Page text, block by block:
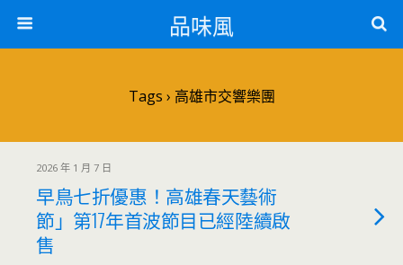
品味風
Tags › 高雄市交響樂團
2026 年 1 月 7 日
早鳥七折優惠！高雄春天藝術
節」第17年首波節目已經陸續啟
售